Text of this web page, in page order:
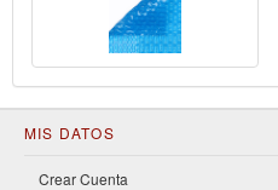
MIS DATOS
Crear Cuenta